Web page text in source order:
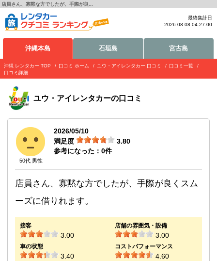
店員さん、寡黙な方でしたが、手際が良...
最終集計日
2026-08-08 04:27:00
沖縄本島 石垣島 宮古島
沖縄 レンタカー TOP 口コミ ホーム ユウ・アイレンタカー 口コミ
口コミ一覧
口コミ詳細
ユウ・アイレンタカーの口コミ
50代 男性
2026/05/10
満足度
3.80
参考になった： 0件
店員さん、寡黙な方でしたが、手際が良くスム
ーズに借りれます。
接客
3.00
店舗の雰囲気・設備
3.00
車の状態
3.40
コストパフォーマンス
4.60